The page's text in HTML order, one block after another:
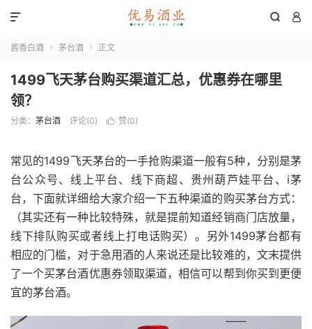
 

酱香白酒  茅台酒  正文
1499飞天茅台购买渠道汇总，优惠券在哪里
领？
分类： 茅台酒 评论(0)  赞(0)
常见的1499飞天茅台的一手抢购渠道一般有5种，分别是茅
台公众号、线上平台、线下商超、贵州葫芦娃平台、i茅
台，下面就详细给大家介绍一下五种渠道的购买茅台方式：
（其实还有一种比较特殊，就是提前知道经销商门店放量，
线下排队购买或者线上打电话购买）。另外1499茅台都有
相应的门槛，对于急用酒的人来说还是比较难的，文末提供
了一个买茅台酒优惠券领取渠道，相信可以帮到你买到更便
宜的茅台酒。